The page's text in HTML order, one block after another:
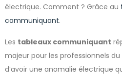
électrique. Comment ? Grâce au
communiquant.
Les tableaux communiquant
majeur pour les professionnels
d’avoir une anomalie électrique